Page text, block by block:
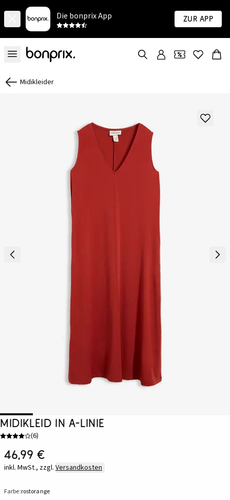
Die bonprix App Zur App
Midikleider
Midikleid in A-Linie
(6)
46,99 €
inkl. MwSt., zzgl. Versandkosten
Farbe:rostorange